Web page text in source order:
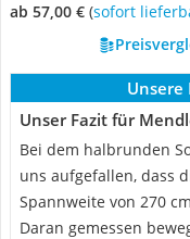
ab 57,00 € ( Sofort
Unsere
Unser Fazit für
Bei dem halbrunden
uns aufgefallen, dass
Spannweite von 270
Daran gemessen